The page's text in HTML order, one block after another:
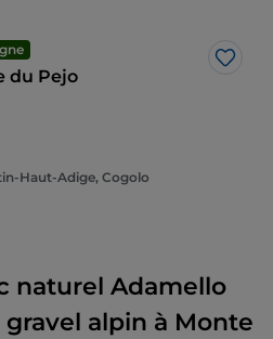
du Pejo
Haut-Adige, Cogolo
naturel Adamello
alpin à Monte